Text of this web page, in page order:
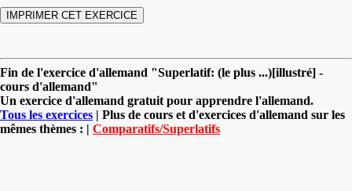
Fin de l'exercice d'allemand "Superlatif: (le plus ...)[illustré] -
cours d'allemand"
Un exercice d'allemand gratuit pour apprendre l'allemand.
Tous les exercices | Plus de cours et d'exercices d'allemand sur les
mêmes thèmes : | Comparatifs/Superlatifs